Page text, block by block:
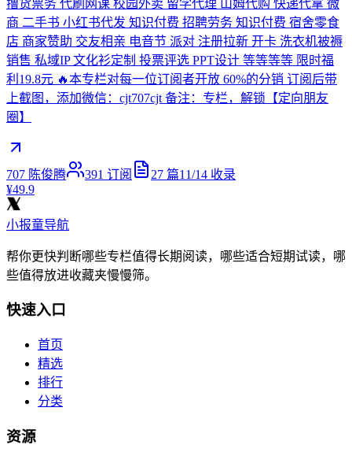
撸货票务 代刷网课 校园外卖 留学代理 山姆代购 快递代拿 微
商 二手书 小红书代发 知识付费 招聘劳务 知识付费 宿舍零食
店 商家赞助 交友相亲 电音节 派对 注册拉新 开卡 洗衣机被褥
销售 私域IP 文化衫定制 投票评选 PPT设计 等等等等 限时福
利19.8元 🔥本专栏对每一位订阅者开放 60%的分销 订阅后带
上截图，添加微信：cjt707cjt 备注：专栏，解锁【定向朋友
圈】
707 陈俊腾 391 订阅 27 篇11/14 收录
¥49.9
小报童导航
帮你更快判断哪些专栏值得长期阅读，哪些适合短期试读，哪
些值得放进收藏夹慢慢筛。
快速入口
首页
精选
排行
分类
资源